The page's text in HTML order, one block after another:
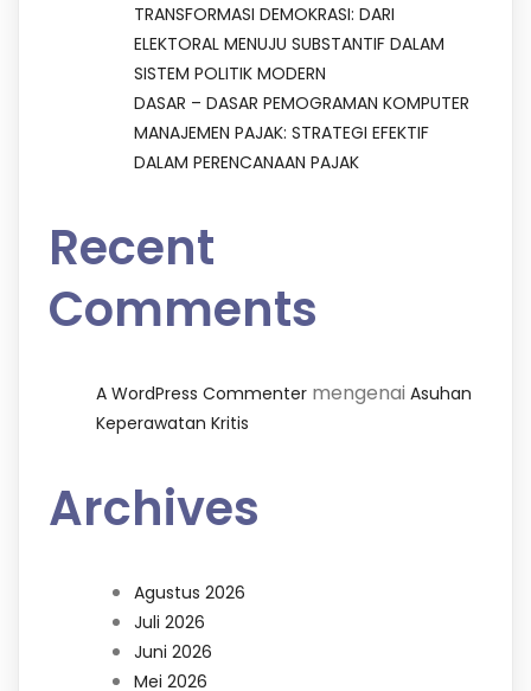
TRANSFORMASI DEMOKRASI: DARI
ELEKTORAL MENUJU SUBSTANTIF DALAM
SISTEM POLITIK MODERN
DASAR – DASAR PEMOGRAMAN KOMPUTER
MANAJEMEN PAJAK: STRATEGI EFEKTIF
DALAM PERENCANAAN PAJAK
Recent
Comments
A WordPress Commenter mengenai Asuhan
Keperawatan Kritis
Archives
Agustus 2026
Juli 2026
Juni 2026
Mei 2026